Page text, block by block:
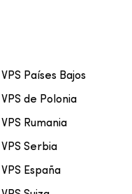
VPS Países Bajos
VPS de Polonia
VPS Rumania
VPS Serbia
VPS España